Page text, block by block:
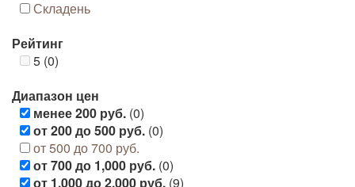
Складень
Рейтинг
5 (0)
Диапазон цен
менее 200 руб. (0)
от 200 до 500 руб. (0)
от 500 до 700 руб.
от 700 до 1,000 руб. (0)
от 1,000 до 2,000 руб. (9)